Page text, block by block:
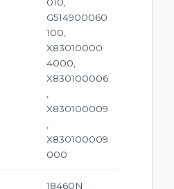
010,
G514900060
100,
X83010000
4000,
X830100006
,
X830100009
,
X830100009
000
18460N